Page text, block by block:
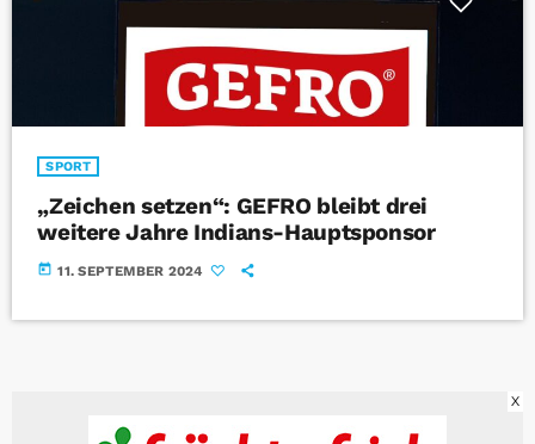
SPORT
„Zeichen setzen“: GEFRO bleibt drei
weitere Jahre Indians-Hauptsponsor
today 11. SEPTEMBER 2024
X